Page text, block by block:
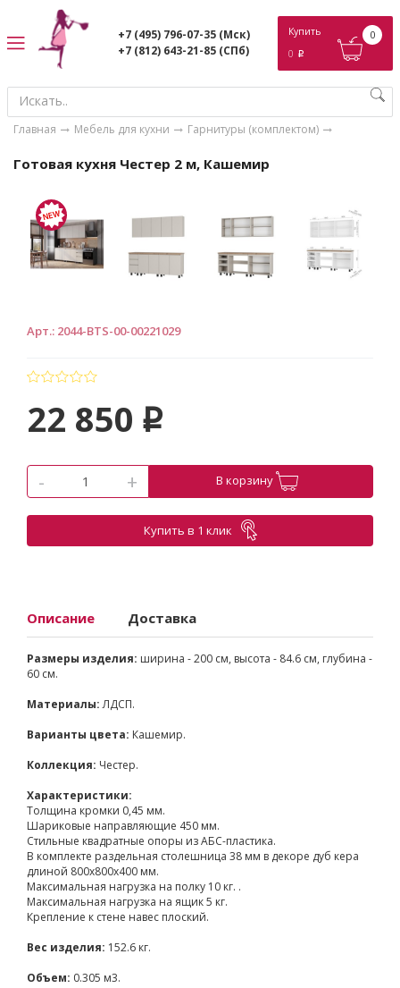
+7 (495) 796-07-35 (Мск)
+7 (812) 643-21-85 (СПб)
Купить
0 p
0
Главная Мебель для кухни Гарнитуры (комплектом)
Готовая кухня Честер 2 м, Кашемир
Арт.: 2044-BTS-00-00221029
22 850 p
- + В корзину
Купить в 1 клик
Описание Доставка
Размеры изделия: ширина - 200 см, высота - 84.6 см, глубина -
60 см.
Материалы:ЛДСП.
Варианты цвета: Кашемир.
Коллекция: Честер.
Характеристики:
Толщина кромки 0,45 мм.
Шариковые направляющие 450 мм.
Стильные квадратные опоры из АБС-пластика.
В комплекте раздельная столешница 38 мм в декоре дуб кера
длиной 800х800х400 мм.
Максимальная нагрузка на полку 10 кг. .
Максимальная нагрузка на ящик 5 кг.
Крепление к стене навес плоский.
Вес изделия: 152.6 кг.
Объем: 0.305 м3.